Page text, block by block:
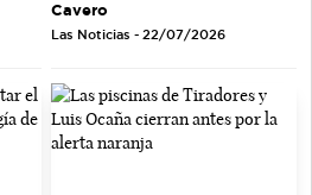
Cavero
Las Noticias - 22/07/2026